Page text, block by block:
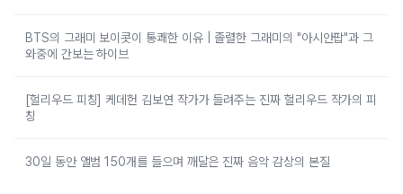
BTS의 그래미 보이콧이 통쾌한 이유 | 졸렬한 그래미의 "아시안팝"과 그
와중에 간보는 하이브
[헐리우드 피칭] 케데헌 김보연 작가가 들려주는 진짜 헐리우드 작가의 피
칭
30일 동안 앨범 150개를 들으며 깨달은 진짜 음악 감상의 본질